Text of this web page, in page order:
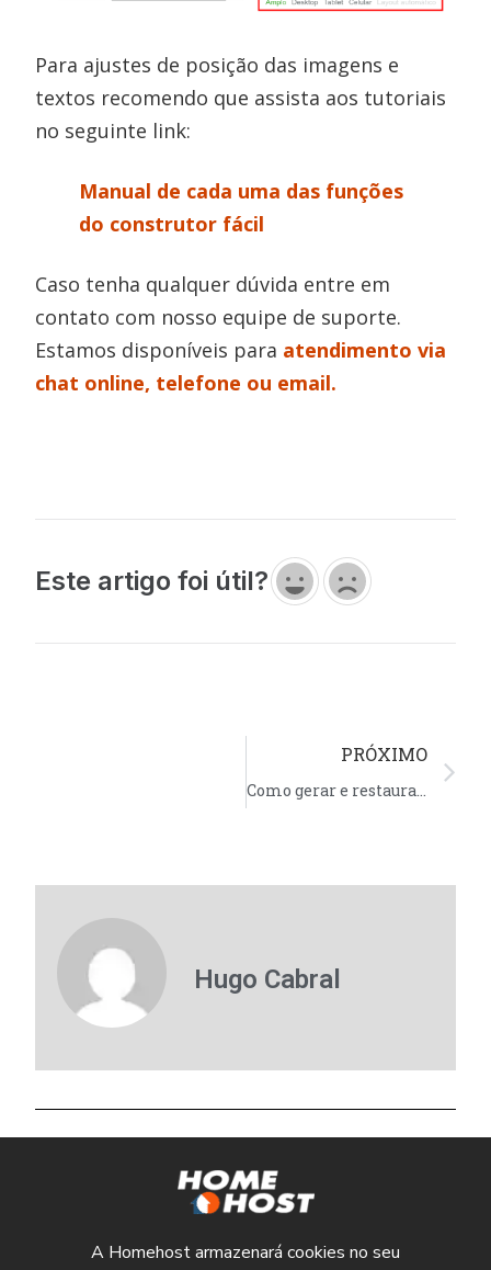
Para ajustes de posição das imagens e
textos recomendo que assista aos tutoriais
no seguinte link:
Manual de cada uma das funções
do construtor fácil
Caso tenha qualquer dúvida entre em
contato com nosso equipe de suporte.
Estamos disponíveis para atendimento via
chat online, telefone ou email.
Este artigo foi útil?
PRÓXIMO
Hugo Cabral
A Homehost armazenará cookies no seu